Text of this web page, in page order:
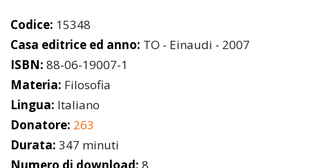
Codice: 15348
Casa editrice ed anno: TO - Einaudi - 2007
ISBN: 88-06-19007-1
Materia: Filosofia
Lingua: Italiano
Donatore: 263
Durata: 347 minuti
Numero di download: 8